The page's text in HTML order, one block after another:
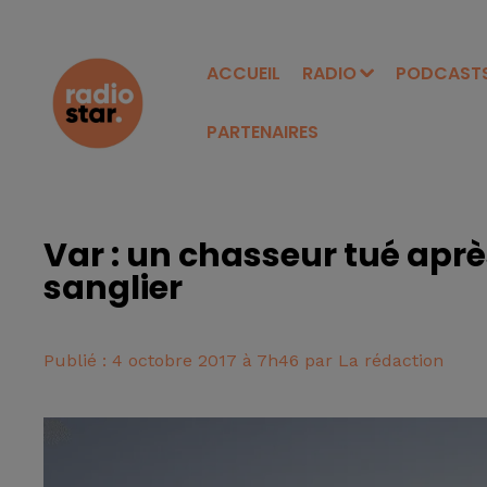
ACCUEIL RADIO
PARTENAIRES
Var : un chasseur tué
sanglier
Publié : 4 octobre 2017 à 7h46 par La rédaction